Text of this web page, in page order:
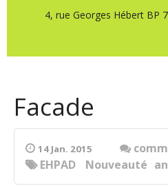
4, rue Georges Hébert BP
Facade
14 Jan. 2015
EHPAD Nouveauté